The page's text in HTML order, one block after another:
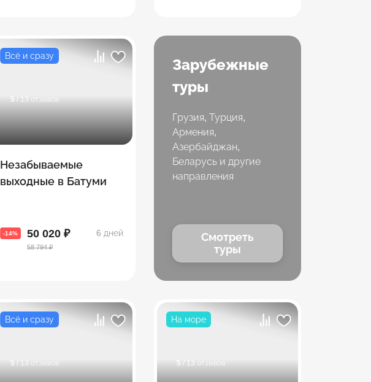
Всё и сразу
5 / 13 отзывов
Незабываемые
выходные в Батуми
-14% 50 020 ₽
58 794 ₽
6 дней
Зарубежные
туры
Грузия, Турция,
Армения,
Азербайджан,
Беларусь и другие
направления
Смотреть
туры
Всё и сразу
5 / 13 отзывов
На море
5 / 13 отзывов